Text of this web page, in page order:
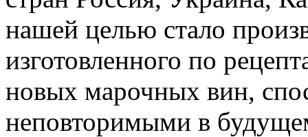
нашей целью стало
изготовленного по
новых марочных вин,
неповторимыми в